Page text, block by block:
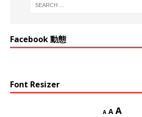
Facebook 動態
Font Resizer
A A A